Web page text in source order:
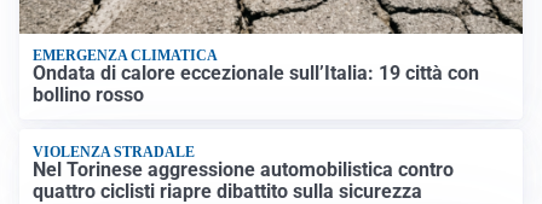
EMERGENZA CLIMATICA
Ondata di calore eccezionale sull’Italia: 19 città con
bollino rosso
VIOLENZA STRADALE
Nel Torinese aggressione automobilistica contro
quattro ciclisti riapre dibattito sulla sicurezza